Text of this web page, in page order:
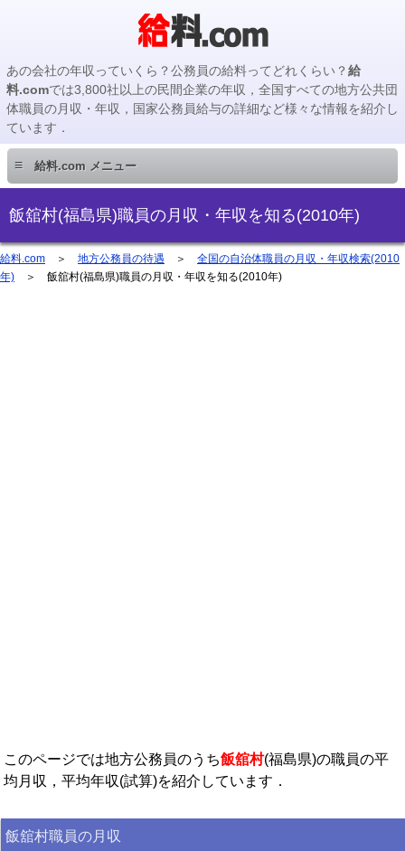
あの会社の年収っていくら？公務員の給料ってどれくらい？給
料.comでは3,800社以上の民間企業の年収，全国すべての地方公共団
体職員の月収・年収，国家公務員給与の詳細など様々な情報を紹介し
ています．
≡ 給料.com メニュー
民間企業編
国家公務員編
飯舘村(福島県)職員の月収・年収を知る(2010年)
給料.com ＞ 地方公務員の待遇 ＞ 全国の自治体職員の月収・年収検索(2010
年) ＞ 飯舘村(福島県)職員の月収・年収を知る(2010年)
このページでは地方公務員のうち飯舘村(福島県)の職員の平
均月収，平均年収(試算)を紹介しています．
飯舘村職員の月収